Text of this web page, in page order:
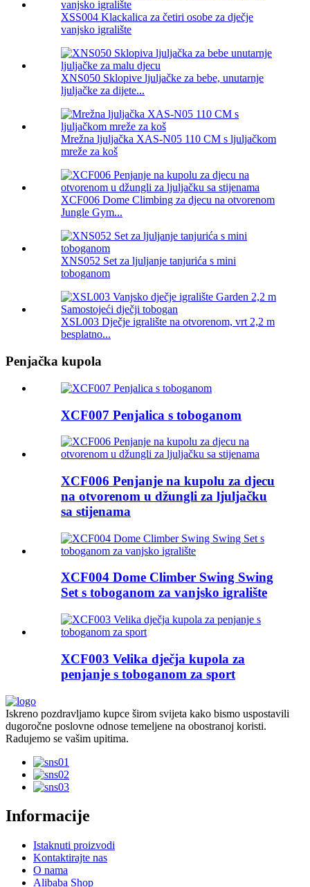
XSS004 Klackalica za četiri osobe za dječje
vanjsko igralište
XNS050 Sklopive ljuljačke za bebe, unutarnje
ljuljačke za dijete...
Mrežna ljuljačka XAS-N05 110 CM s ljuljačkom
mreže za koš
XCF006 Dome Climbing za djecu na otvorenom
Jungle Gym...
XNS052 Set za ljuljanje tanjurića s mini
toboganom
XSL003 Dječje igralište na otvorenom, vrt 2,2 m
besplatno...
Penjačka kupola
XCF007 Penjalica s toboganom
XCF006 Penjanje na kupolu za djecu
na otvorenom u džungli za ljuljačku
sa stijenama
XCF004 Dome Climber Swing Swing
Set s toboganom za vanjsko igralište
XCF003 Velika dječja kupola za
penjanje s toboganom za sport
Iskreno pozdravljamo kupce širom svijeta kako bismo uspostavili
dugoročne poslovne odnose temeljene na obostranoj koristi.
Radujemo se vašim upitima.
Informacije
Istaknuti proizvodi
Kontaktirajte nas
O nama
Alibaba Shop